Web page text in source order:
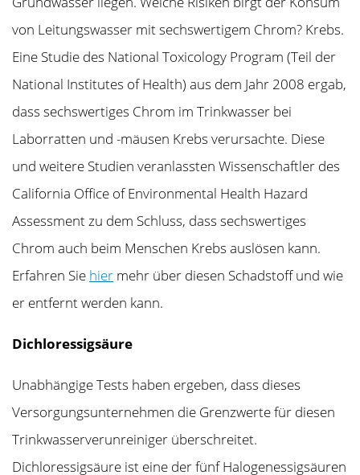
von Leitungswasser mit sechswertigem Chrom? Krebs.
Eine Studie des National Toxicology Program (Teil der
National Institutes of Health) aus dem Jahr 2008 ergab,
dass sechswertiges Chrom im Trinkwasser bei
Laborratten und -mäusen Krebs verursachte. Diese
und weitere Studien veranlassten Wissenschaftler des
California Office of Environmental Health Hazard
Assessment zu dem Schluss, dass sechswertiges
Chrom auch beim Menschen Krebs auslösen kann.
Erfahren Sie hier mehr über diesen Schadstoff und wie
er entfernt werden kann.
Dichloressigsäure
Unabhängige Tests haben ergeben, dass dieses
Versorgungsunternehmen die Grenzwerte für diesen
Trinkwasserverunreiniger überschreitet.
Dichloressigsäure ist eine der fünf Halogenessigsäuren